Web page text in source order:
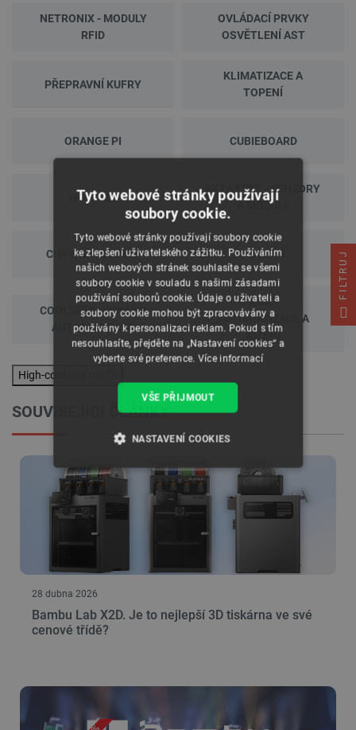
NETRONIX - MODULY
RFID
OVLÁDACÍ PRVKY
OSVĚTLENÍ AST
PŘEPRAVNÍ KUFRY
KLIMATIZACE A
TOPENÍ
ORANGE PI CUBIEBOARD
WOWWEE
EXTA FREE - SENZORY
A MODULY
CHYTRÉ HODINKY ROCK PI
COOLSEER - DOMÁCÍ
AUTOMATIZACE
AMK -
AUTOMATIZACE A
ŘÍZENÍ
High-contrast mode
SOUVISEJÍCI ČLÁNKY
28 dubna 2026
Bambu Lab X2D. Je to nejlepší 3D tiskárna ve své
cenové třídě?
FILTRUJ
Tyto webové stránky používají
soubory cookie.
Tyto webové stránky používají soubory cookie
ke zlepšení uživatelského zážitku. Používáním
našich webových stránek souhlasíte se všemi
soubory cookie v souladu s našimi zásadami
používání souborů cookie. Údaje o uživateli a
soubory cookie mohou být zpracovávány a
používány k personalizaci reklam. Pokud s tím
nesouhlasíte, přejděte na „Nastavení cookies“ a
vyberte své preference. Více informací
VŠE PŘIJMOUT
NASTAVENÍ COOKIES
NEZBYTNĚ NUTNÉ SOUBORY
VÝKONOVÉ SOUBORY
Nezbytně nutné soubory cookie umožňují základní
funkce webových stránek, jako je přihlášení